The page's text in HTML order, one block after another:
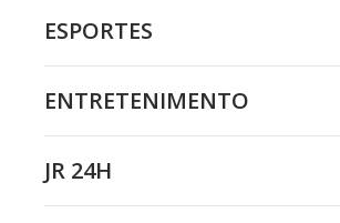
ESPORTES
ENTRETENIMENTO
JR 24H